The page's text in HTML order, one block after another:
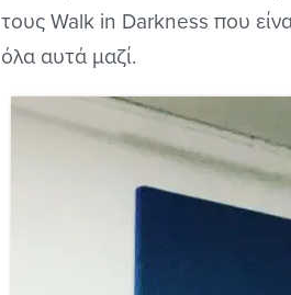
τους Walk in Darkness που
όλα αυτά μαζί.